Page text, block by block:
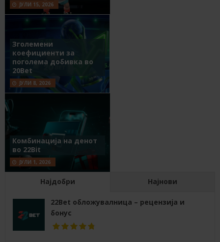
ЈУЛИ 15, 2026
Зголемени
коефициенти за
поголема добивка во
20Bet
ЈУЛИ 8, 2026
Комбинација на денот
во 22Bit
ЈУЛИ 1, 2026
Најдобри Најнови
22Bet обложувалница – рецензија и
бонус